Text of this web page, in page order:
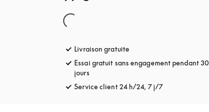
Livraison gratuite
Essai gratuit sans engagement pendant 30
jours
Service client 24 h/24, 7 j/7